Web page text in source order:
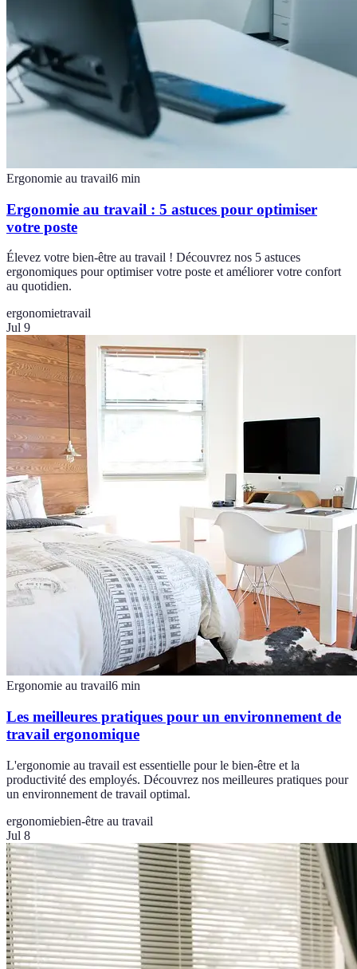
Ergonomie au travail6 min
Ergonomie au travail : 5 astuces pour optimiser
votre poste
Élevez votre bien-être au travail ! Découvrez nos 5 astuces
ergonomiques pour optimiser votre poste et améliorer votre confort
au quotidien.
ergonomietravail
Jul 9
Ergonomie au travail6 min
Les meilleures pratiques pour un environnement de
travail ergonomique
L'ergonomie au travail est essentielle pour le bien-être et la
productivité des employés. Découvrez nos meilleures pratiques pour
un environnement de travail optimal.
ergonomiebien-être au travail
Jul 8